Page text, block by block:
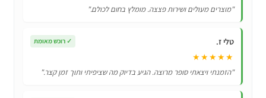
"מוצרים מעולים ושירות פצצה. מומלץ בחום לכולם."
טלי ז. ✓ רוכש מאומת
★★★★★
"הזמנתי ויצאתי סופר מרוצה. הגיע בדיוק מה שציפיתי ותוך זמן קצר."